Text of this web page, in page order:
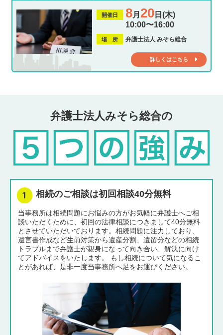
開催日 8月 20日(木)
10:00〜16:00
場 所 弁護士法人 みそら総合
詳しくはこちら
弁護士法人みそら総合の
相続のご相談は初回相談40分無料
当事務所は相続問題にお悩みの方がお気軽に弁護士へご相
談いただくために、初回の法律相談につきまして40分無料
とさせていただいております。相続問題に注力しており、
遺言書作成など生前対策から遺産分割、遺留分などの相続
トラブルまで弁護士が親身になって向き合い、解決に向け
てアドバイスをいたします。 もし相続について気になるこ
とがあれば、是非一度当事務所へ足をお運びください。